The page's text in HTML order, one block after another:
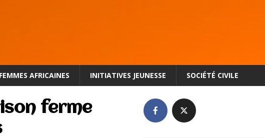
FEMMES AFRICAINES INITIATIVES JEUNESSE SOCIÉTÉ CIVILE
ferme